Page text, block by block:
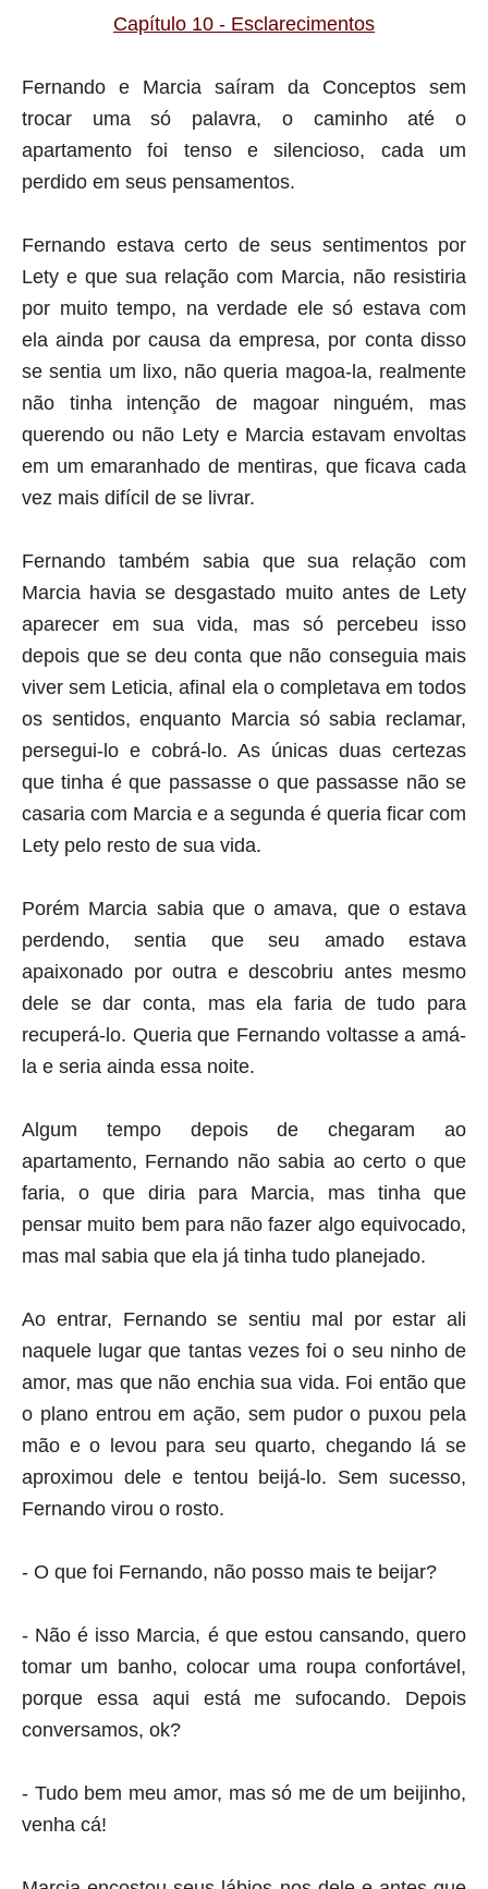
Capítulo 10 - Esclarecimentos
Fernando e Marcia saíram da Conceptos sem
trocar uma só palavra, o caminho até o
apartamento foi tenso e silencioso, cada um
perdido em seus pensamentos.
Fernando estava certo de seus sentimentos por
Lety e que sua relação com Marcia, não resistiria
por muito tempo, na verdade ele só estava com
ela ainda por causa da empresa, por conta disso
se sentia um lixo, não queria magoa-la, realmente
não tinha intenção de magoar ninguém, mas
querendo ou não Lety e Marcia estavam envoltas
em um emaranhado de mentiras, que ficava cada
vez mais difícil de se livrar.
Fernando também sabia que sua relação com
Marcia havia se desgastado muito antes de Lety
aparecer em sua vida, mas só percebeu isso
depois que se deu conta que não conseguia mais
viver sem Leticia, afinal ela o completava em todos
os sentidos, enquanto Marcia só sabia reclamar,
persegui-lo e cobrá-lo. As únicas duas certezas
que tinha é que passasse o que passasse não se
casaria com Marcia e a segunda é queria ficar com
Lety pelo resto de sua vida.
Porém Marcia sabia que o amava, que o estava
perdendo, sentia que seu amado estava
apaixonado por outra e descobriu antes mesmo
dele se dar conta, mas ela faria de tudo para
recuperá-lo. Queria que Fernando voltasse a amá-
la e seria ainda essa noite.
Algum tempo depois de chegaram ao
apartamento, Fernando não sabia ao certo o que
faria, o que diria para Marcia, mas tinha que
pensar muito bem para não fazer algo equivocado,
mas mal sabia que ela já tinha tudo planejado.
Ao entrar, Fernando se sentiu mal por estar ali
naquele lugar que tantas vezes foi o seu ninho de
amor, mas que não enchia sua vida. Foi então que
o plano entrou em ação, sem pudor o puxou pela
mão e o levou para seu quarto, chegando lá se
aproximou dele e tentou beijá-lo. Sem sucesso,
Fernando virou o rosto.
- O que foi Fernando, não posso mais te beijar?
- Não é isso Marcia, é que estou cansando, quero
tomar um banho, colocar uma roupa confortável,
porque essa aqui está me sufocando. Depois
conversamos, ok?
- Tudo bem meu amor, mas só me de um beijinho,
venha cá!